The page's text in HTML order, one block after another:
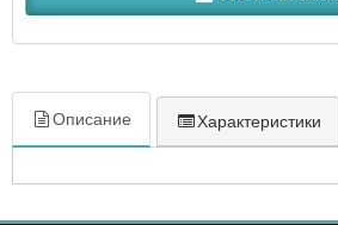
Описание Характеристики